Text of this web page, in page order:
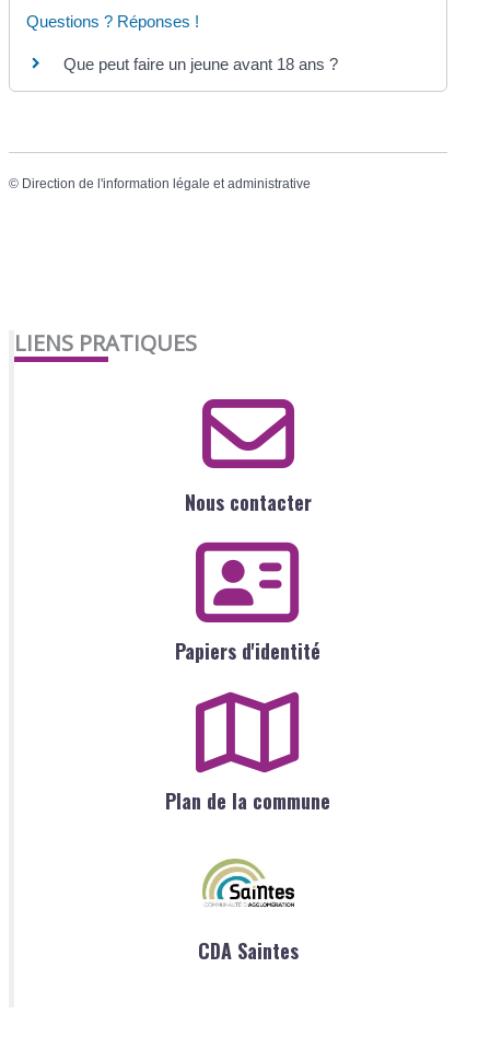
Questions ? Réponses !
Que peut faire un jeune avant 18 ans ?
© Direction de l'information légale et administrative
LIENS PRATIQUES
Nous contacter
Papiers d'identité
Plan de la commune
CDA Saintes